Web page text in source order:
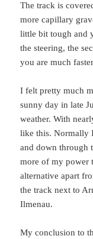
The track is
more capillary
little bit tough and
the steering, the
you are much
I felt pretty much
sunny day in late
weather. With
like this. Normally
and down through
more of my power
alternative apart
the track next to
Ilmenau.
My conclusion to